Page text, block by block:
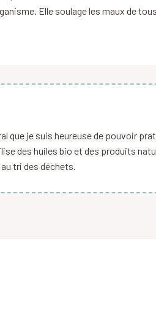
Elle soulage les maux de tous
que je suis heureuse de pouvoir
des huiles bio et des produits
tri des déchets.